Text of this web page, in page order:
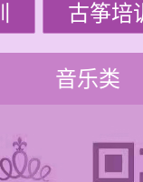
古筝培
音乐类